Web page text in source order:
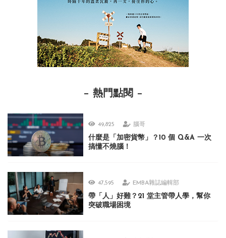
熱門點閱
49,825 腦哥
什麼是「加密貨幣」？10 個 Q&A 一次
搞懂不燒腦！
47,595 EMBA雜誌編輯部
帶「人」好難？21 堂主管帶人學，幫你
突破職場困境